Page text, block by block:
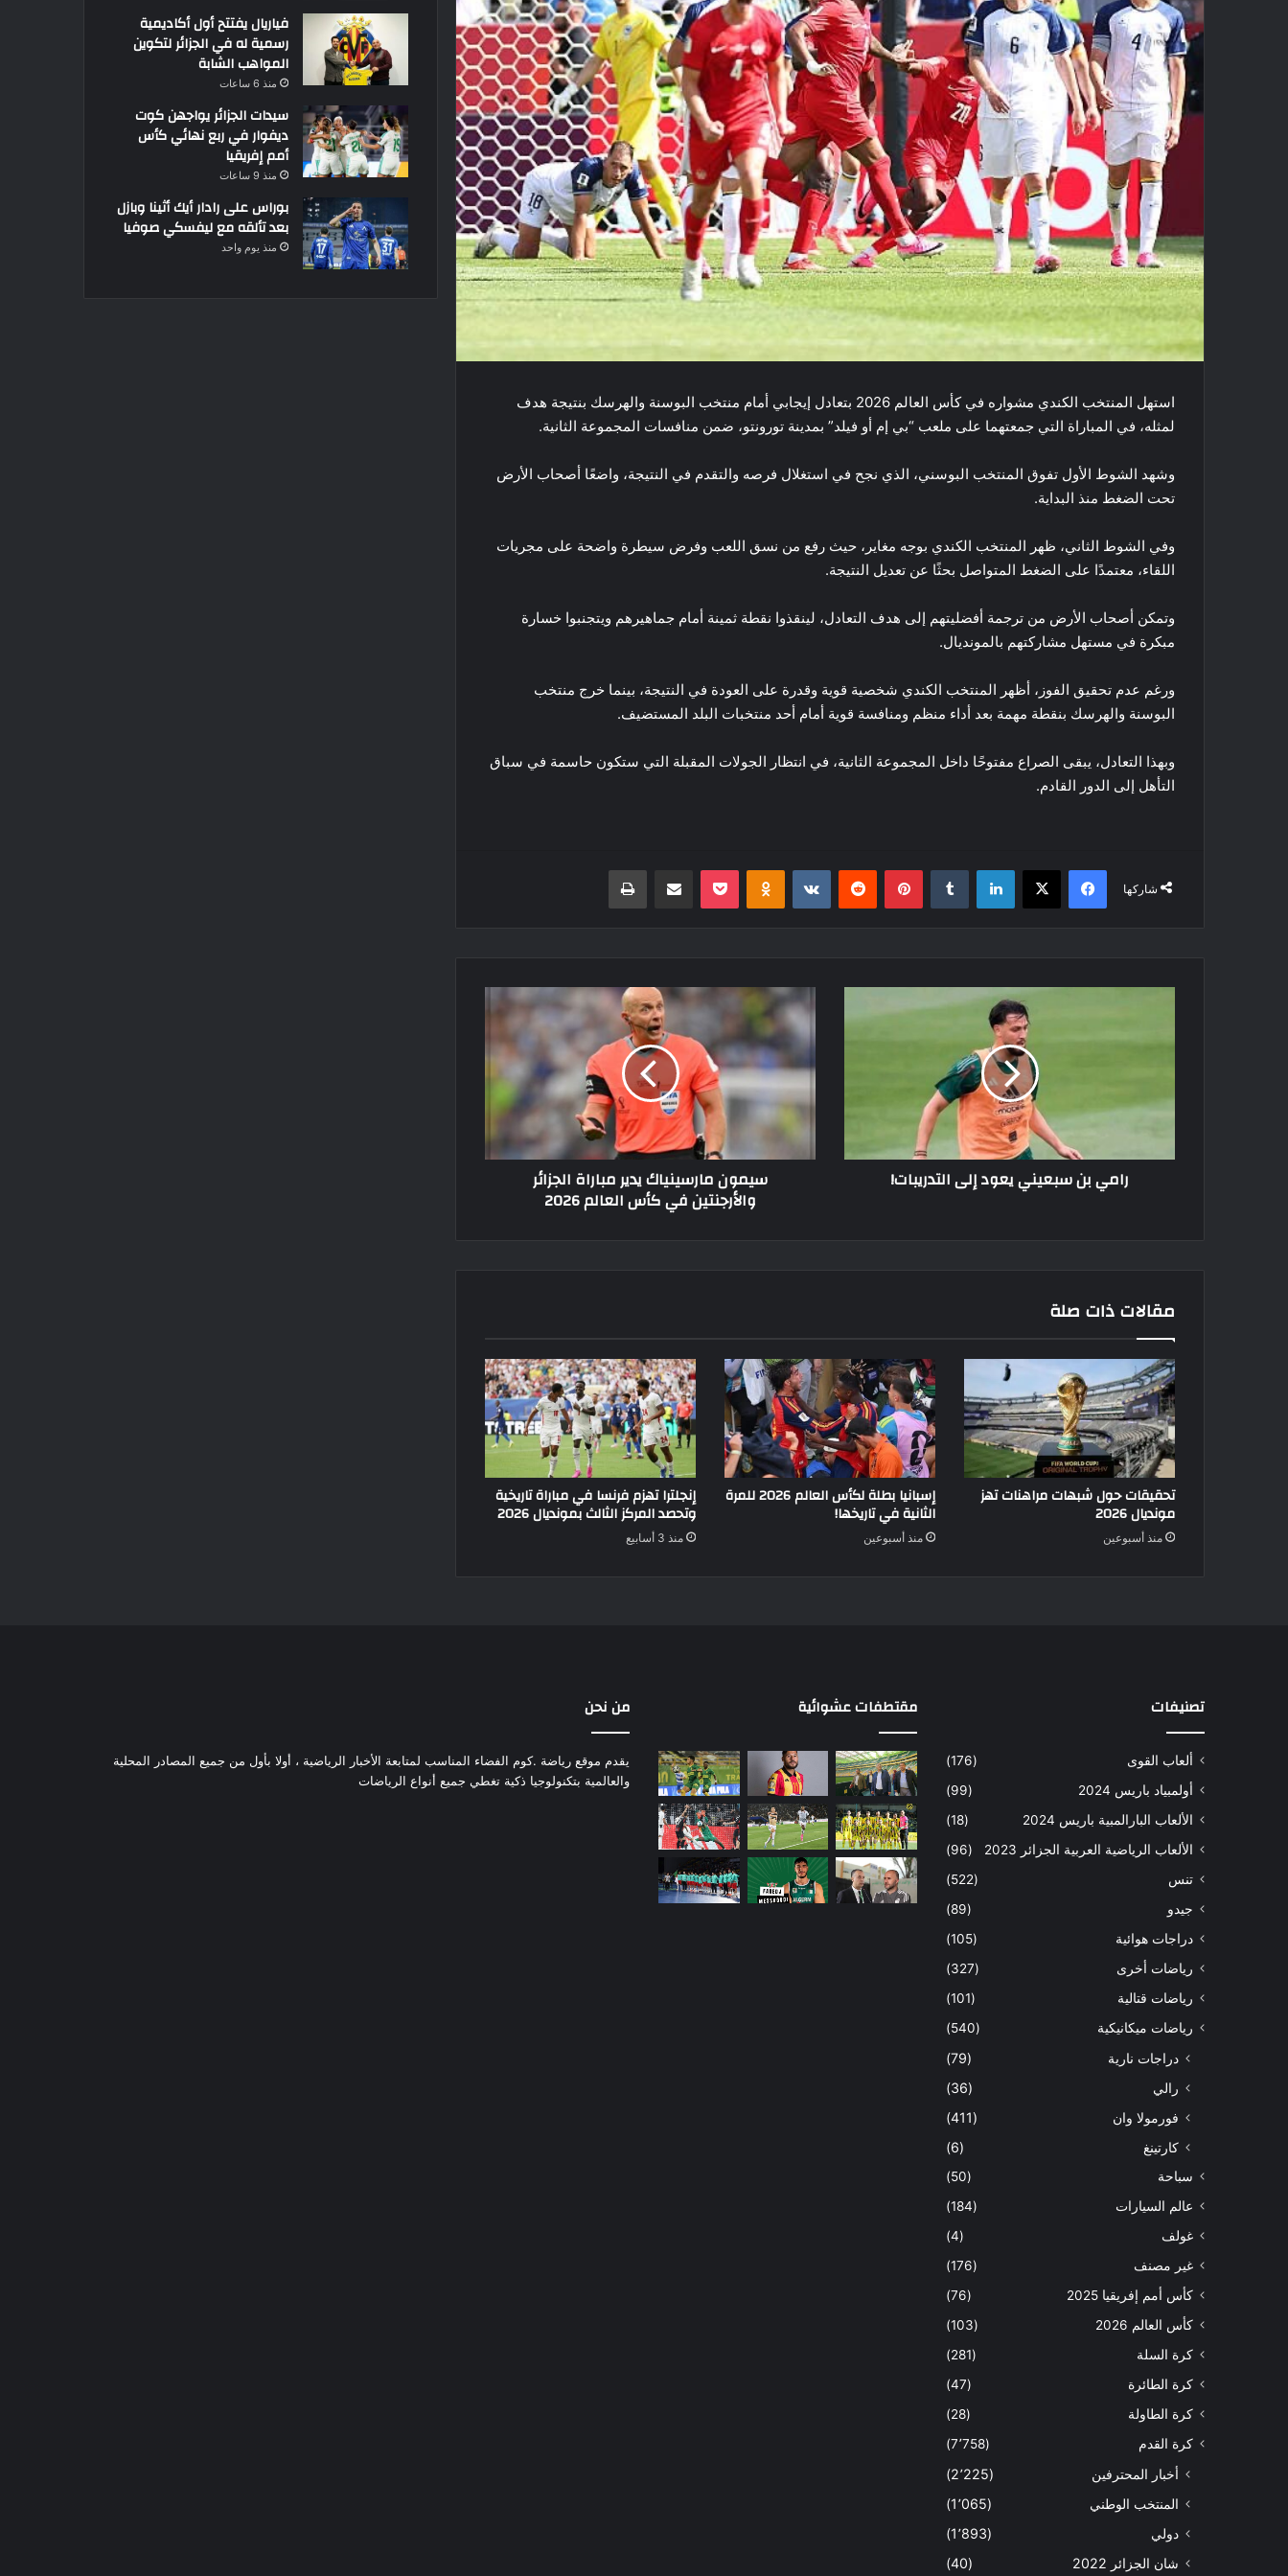
استهل المنتخب الكندي مشواره في كأس العالم 2026 بتعادل إيجابي أمام منتخب البوسنة والهرسك بنتيجة هدف
لمثله، في المباراة التي جمعتهما على ملعب “بي إم أو فيلد” بمدينة تورونتو، ضمن منافسات المجموعة الثانية.
وشهد الشوط الأول تفوق المنتخب البوسني، الذي نجح في استغلال فرصه والتقدم في النتيجة، واضعًا أصحاب الأرض
تحت الضغط منذ البداية.
وفي الشوط الثاني، ظهر المنتخب الكندي بوجه مغاير، حيث رفع من نسق اللعب وفرض سيطرة واضحة على مجريات
اللقاء، معتمدًا على الضغط المتواصل بحثًا عن تعديل النتيجة.
وتمكن أصحاب الأرض من ترجمة أفضليتهم إلى هدف التعادل، لينقذوا نقطة ثمينة أمام جماهيرهم ويتجنبوا خسارة
مبكرة في مستهل مشاركتهم بالمونديال.
ورغم عدم تحقيق الفوز، أظهر المنتخب الكندي شخصية قوية وقدرة على العودة في النتيجة، بينما خرج منتخب
البوسنة والهرسك بنقطة مهمة بعد أداء منظم ومنافسة قوية أمام أحد منتخبات البلد المستضيف.
وبهذا التعادل، يبقى الصراع مفتوحًا داخل المجموعة الثانية، في انتظار الجولات المقبلة التي ستكون حاسمة في سباق
التأهل إلى الدور القادم.
شاركها
فيسبوك ‫X لينكدإن بينتيريست Odnoklassniki
‫Pocket مشاركة عبر البريد طباعة
التدريبات!
رامي بن سبعيني يعود إلى التدريبات!
سيمون
مارسينياك
يدير
مباراة
الجزائر
والأرجنتين
العالم
سيمون مارسينياك يدير مباراة الجزائر
والأرجنتين في كأس العالم 2026
مقالات ذات صلة
تحقيقات حول شبهات مراهنات تهز
مونديال 2026
منذ أسبوعين
إسبانيا بطلة لكأس العالم 2026 للمرة
الثانية في تاريخها!
منذ أسبوعين
إنجلترا تهزم فرنسا في مباراة تاريخية
وتحصد المركز الثالث بمونديال 2026
منذ 3 أسابيع
فياريال يفتتح أول أكاديمية
رسمية له في الجزائر لتكوين
المواهب الشابة
منذ 6 ساعات
سيدات الجزائر يواجهن كوت
ديفوار في ربع نهائي كأس
أمم إفريقيا
منذ 9 ساعات
بوراس على رادار أيك أثينا وبازل
بعد تألقه مع ليفسكي صوفيا
منذ يوم واحد
تصنيفات
ألعاب القوى
(176)
أولمبياد باريس 2024
(99)
الألعاب البارالمبية باريس 2024
(18)
الألعاب الرياضية العربية الجزائر 2023
(96)
تنس
(522)
جيدو
(89)
دراجات هوائية
(105)
رياضات أخرى
(327)
رياضات قتالية
(101)
رياضات ميكانيكية
(540)
دراجات نارية
(79)
رالي
(36)
فورمولا وان
(411)
كارتينغ
(6)
سباحة
(50)
عالم السيارات
(184)
غولف
(4)
غير مصنف
(176)
كأس أمم إفريقيا 2025
(76)
كأس العالم 2026
(103)
كرة السلة
(281)
كرة الطائرة
(47)
كرة الطاولة
(28)
كرة القدم
(7٬758)
أخبار المحترفين
(2٬225)
المنتخب الوطني
(1٬065)
دولي
(1٬893)
شان الجزائر 2022
(40)
مقتطفات عشوائية من نحن
يقدم موقع رياضة .كوم الفضاء المناسب لمتابعة الأخبار الرياضية ، أولا بأول من جميع المصادر المحلية
والعالمية بتكنولوجيا ذكية تغطي جميع أنواع الرياضات